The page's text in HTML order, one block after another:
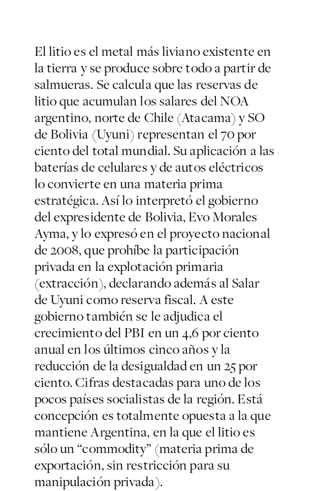
El litio es el metal más liviano existente en
la tierra y se produce sobre todo a partir de
salmueras. Se calcula que las reservas de
litio que acumulan los salares del NOA
argentino, norte de Chile (Atacama) y SO
de Bolivia (Uyuni) representan el 70 por
ciento del total mundial. Su aplicación a las
baterías de celulares y de autos eléctricos
lo convierte en una materia prima
estratégica. Así lo interpretó el gobierno
del expresidente de Bolivia, Evo Morales
Ayma, y lo expresó en el proyecto nacional
de 2008, que prohíbe la participación
privada en la explotación primaria
(extracción), declarando además al Salar
de Uyuni como reserva fiscal. A este
gobierno también se le adjudica el
crecimiento del PBI en un 4,6 por ciento
anual en los últimos cinco años y la
reducción de la desigualdad en un 25 por
ciento. Cifras destacadas para uno de los
pocos países socialistas de la región. Está
concepción es totalmente opuesta a la que
mantiene Argentina, en la que el litio es
sólo un “commodity” (materia prima de
exportación, sin restricción para su
manipulación privada).